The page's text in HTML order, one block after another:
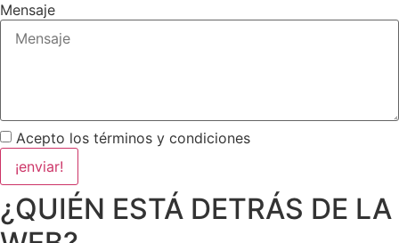
Mensaje
Acepto los términos y condiciones
¡enviar!
¿QUIÉN ESTÁ DETRÁS DE LA